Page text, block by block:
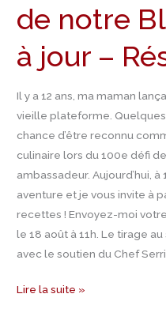
de notre
à jour –
Il y a 12 ans, ma maman
vieille plateforme. Quelques
chance d’être reconnu
culinaire lors du 100e défi
ambassadeur. Aujourd’hui,
aventure et je vous invite à
recettes ! Envoyez-moi
le 18 août à 11h. Le tirage
avec le soutien du Chef
Recettes
notre
!
🎉
(Mise
à
jour
–
Résultat)
Lire la suite »